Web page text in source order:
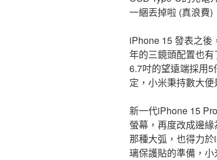
一綑丟掉啦 (真浪費)
iPhone 15 發表之後
年的三鏡頭配置也
6.7吋的望遠端採用
定，小米秉持數大
新一代iPhone 15
螢幕，再度改成邊
那種大弧，也得力
璃保護貼的準備，